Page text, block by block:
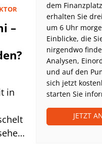
–
in
dem
erhalten Sie
um 6 Uhr
Einblicke, die
nirgendwo
Analysen,
und auf den
sich jetzt
starten Sie
JETZT